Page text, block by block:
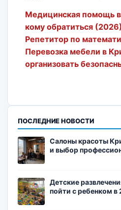
Медицинская помощь
кому обратиться (2026)
Репетитор по
Перевозка мебели в
организовать
ПОСЛЕДНИЕ НОВОСТИ
Салоны красоты
и выбор
Детские
пойти с ребенком в